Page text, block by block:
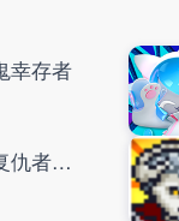
幸存者
骷髅复仇者中文版